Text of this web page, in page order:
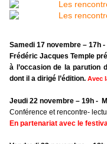
Samedi 17 novembre – 17h -
Frédéric Jacques Temple
à l’occasion de la parution
dont il a dirigé l’édition. Avec
Jeudi 22 novembre – 19h -
Conférence et rencontre-
En partenariat avec le